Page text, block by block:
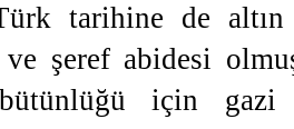
tarihine de altın
ve şeref abidesi
için gazi